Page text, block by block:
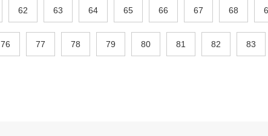
62 63 64 65 66 67 68
76 77 78 79 80 81 82 83